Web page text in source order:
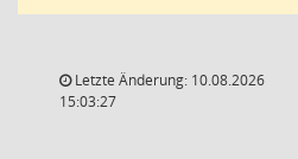
Letzte Änderung: 10.08.2026
15:03:27